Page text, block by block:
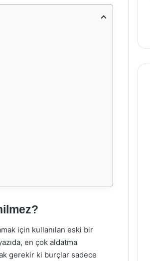
için kullanılan eski bir
en çok aldatma
gerekir ki burçlar sadece